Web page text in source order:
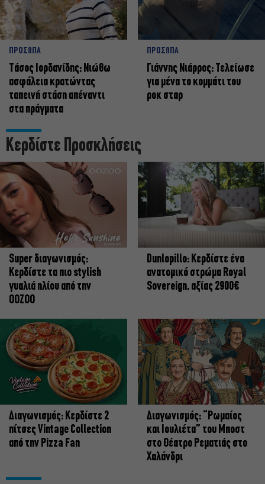
ΠΡΟΣΩΠΑ
Tάσος Ιορδανίδης: Νιώθω
ασφάλεια κρατώντας
ταπεινή στάση απέναντι
στα πράγματα
ΠΡΟΣΩΠΑ
Γιάννης Νιάρρος: Τελείωσε
για μένα το κομμάτι του
ροκ σταρ
Κερδίστε Προσκλήσεις
Super διαγωνισμός:
Κερδίστε τα πιο stylish
γυαλιά ηλίου από την
OOZOO
Dunlopillo: Κερδίστε ένα
ανατομικό στρώμα Royal
Sovereign, αξίας 2900€
Διαγωνισμός: Κερδίστε 2
πίτσες Vintage Collection
από την Pizza Fan
Διαγωνισμός: “Ρωμαίος
και Ιουλιέτα” του Μποστ
στο Θέατρο Ρεματιάς στο
Χαλάνδρι